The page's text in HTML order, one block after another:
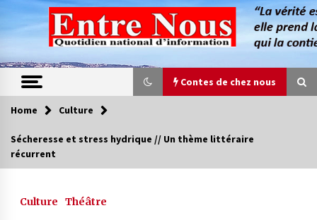
content
Contes de chez nous
Contes de chez nous
Home Culture
Sécheresse et stress hydrique // Un thème littéraire
récurrent
Culture Théâtre